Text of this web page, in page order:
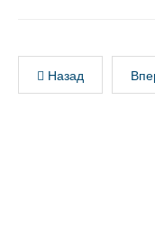
Назад